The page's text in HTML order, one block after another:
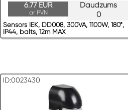
Daudzums
0
6.77 EUR
ar PVN
Sensors IEK, DD008, 300VA, 1100W, 180*,
IP44, balts, 12m MAX
ID:0023430